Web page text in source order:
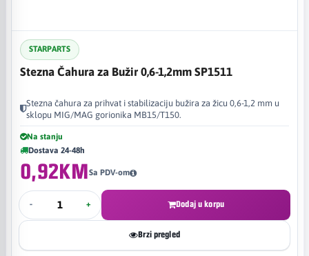
STARPARTS
Stezna Čahura za Bužir 0,6-1,2mm SP1511
Stezna čahura za prihvat i stabilizaciju bužira za žicu 0,6-1,2 mm u
sklopu MIG/MAG gorionika MB15/T150.
Na stanju
Dostava 24-48h
0,92KMSa PDV-om
- + Dodaj u korpu
Brzi pregled